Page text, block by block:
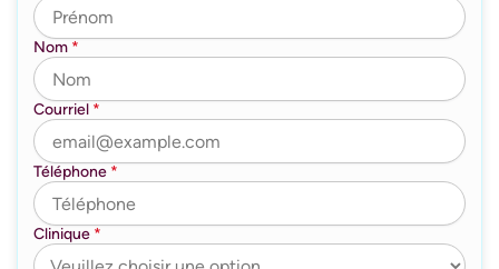
Nom *
Courriel *
Téléphone *
Clinique *